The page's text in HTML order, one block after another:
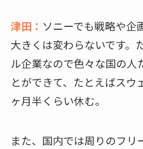
津田： ソニーでも戦略や企
大きくは変わらないです。
ル企業なので色々な国の人
とができて、たとえばスウ
ヶ月半くらい休む。
また、国内では周りのフリ